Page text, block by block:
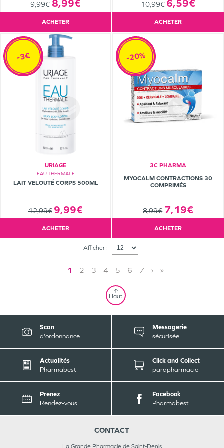
9,99€ 8,99€
ACHETER
10,99€ 6,59€
ACHETER
URIAGE
EAU THERMALE
LAIT VELOUTÉ CORPS 500ML
12,99€ 9,99€
-3€
ACHETER
3C PHARMA
MYOCALM CONTRACTIONS 30
COMPRIMÉS
8,99€ 7,19€
-20%
ACHETER
Afficher :
1 2 3 4 5 6 7 › »
Haut
Scan
d'ordonnance
Messagerie
sécurisée
Actualités
Pharmabest
Click and Collect
parapharmacie
Prenez
Rendez-vous
Facebook
Pharmabest
CONTACT
La Grande Pharmacie de Saint-Denis